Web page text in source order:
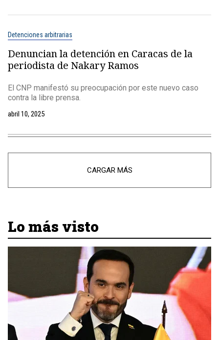
Detenciones arbitrarias
Denuncian la detención en Caracas de la
periodista de Nakary Ramos
El CNP manifestó su preocupación por este nuevo caso
contra la libre prensa.
abril 10, 2025
CARGAR MÁS
Lo más visto